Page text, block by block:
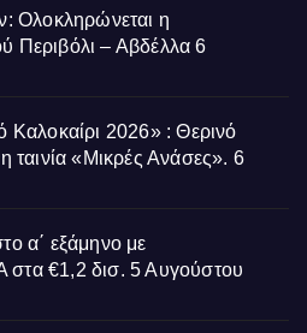
Ολοκληρώνεται η
Περιβόλι – Αβδέλλα 6
Καλοκαίρι 2026» : Θερινό
ταινία «Μικρές Ανάσες». 6
α΄ εξάμηνο με
στα €1,2 δισ. 5 Αυγούστου